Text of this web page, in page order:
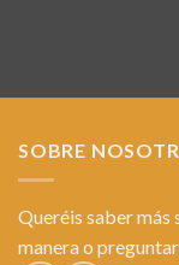
SOBRE
Queréis saber
manera o